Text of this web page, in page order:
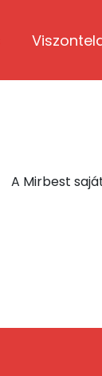
A Mirbest